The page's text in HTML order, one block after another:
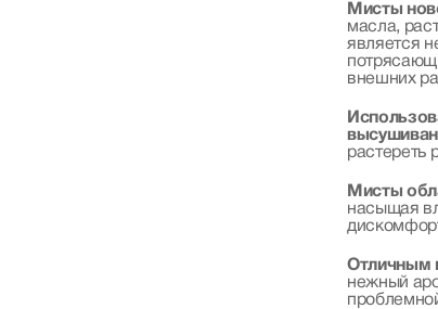
Мисты
масла,
является
внешних
растереть
Мисты
насыщая
Отличным
нежный